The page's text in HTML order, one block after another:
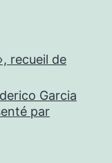
recueil de
Garcia
par